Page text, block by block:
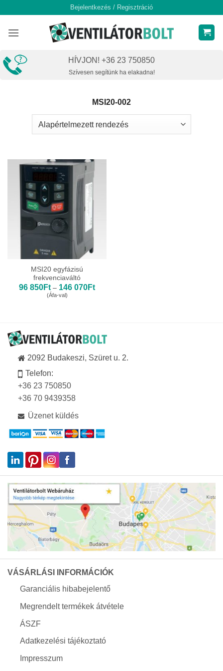
content
Bejelentkezés / Regisztráció
HÍVJON! +36 23 750850
Szívesen segítünk ha elakadna!
MSI20-002
MSI20 egyfázisú
frekvenciaváltó
96 850Ft – 146 070FtÁrtartomány:
(Áfa-val)
2092 Budakeszi, Szüret u. 2.
Telefon:
+36 23 750850
+36 70 9439358
Üzenet küldés
VÁSÁRLÁSI INFORMÁCIÓK
Garanciális hibabejelentő
Megrendelt termékek átvétele
ÁSZF
Adatkezelési tájékoztató
Impresszum